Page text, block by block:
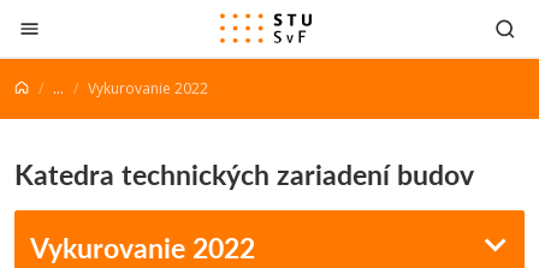
Prejsť na obsah
... Vykurovanie 2022
Katedra technických zariadení budov
Vykurovanie 2022